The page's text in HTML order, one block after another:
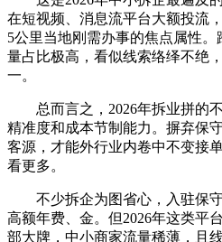
在短视频、消息流平台大额投流
5公里当地刚需办事的焦点属性
量占比极高，看似线索络绎不绝
一。
总而言之，2026年拆业拼的不
精准度和成本节制能力。摒弃保
客源，才能外行业内卷中不变接
看更多。
不少拆企为图省心，入驻保守
高额年费、金。但2026年这类平
部大牌，中小商家流量稀薄，且